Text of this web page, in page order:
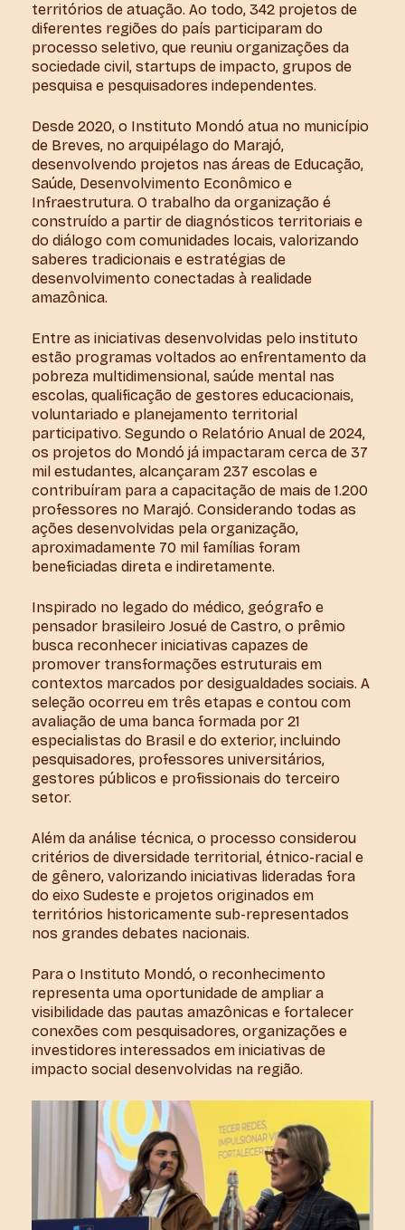
territórios de atuação. Ao todo, 342 projetos de
diferentes regiões do país participaram do
processo seletivo, que reuniu organizações da
sociedade civil, startups de impacto, grupos de
pesquisa e pesquisadores independentes.
Desde 2020, o Instituto Mondó atua no município
de Breves, no arquipélago do Marajó,
desenvolvendo projetos nas áreas de Educação,
Saúde, Desenvolvimento Econômico e
Infraestrutura. O trabalho da organização é
construído a partir de diagnósticos territoriais e
do diálogo com comunidades locais, valorizando
saberes tradicionais e estratégias de
desenvolvimento conectadas à realidade
amazônica.
Entre as iniciativas desenvolvidas pelo instituto
estão programas voltados ao enfrentamento da
pobreza multidimensional, saúde mental nas
escolas, qualificação de gestores educacionais,
voluntariado e planejamento territorial
participativo. Segundo o Relatório Anual de 2024,
os projetos do Mondó já impactaram cerca de 37
mil estudantes, alcançaram 237 escolas e
contribuíram para a capacitação de mais de 1.200
professores no Marajó. Considerando todas as
ações desenvolvidas pela organização,
aproximadamente 70 mil famílias foram
beneficiadas direta e indiretamente.
Inspirado no legado do médico, geógrafo e
pensador brasileiro Josué de Castro, o prêmio
busca reconhecer iniciativas capazes de
promover transformações estruturais em
contextos marcados por desigualdades sociais. A
seleção ocorreu em três etapas e contou com
avaliação de uma banca formada por 21
especialistas do Brasil e do exterior, incluindo
pesquisadores, professores universitários,
gestores públicos e profissionais do terceiro
setor.
Além da análise técnica, o processo considerou
critérios de diversidade territorial, étnico-racial e
de gênero, valorizando iniciativas lideradas fora
do eixo Sudeste e projetos originados em
territórios historicamente sub-representados
nos grandes debates nacionais.
Para o Instituto Mondó, o reconhecimento
representa uma oportunidade de ampliar a
visibilidade das pautas amazônicas e fortalecer
conexões com pesquisadores, organizações e
investidores interessados em iniciativas de
impacto social desenvolvidas na região.